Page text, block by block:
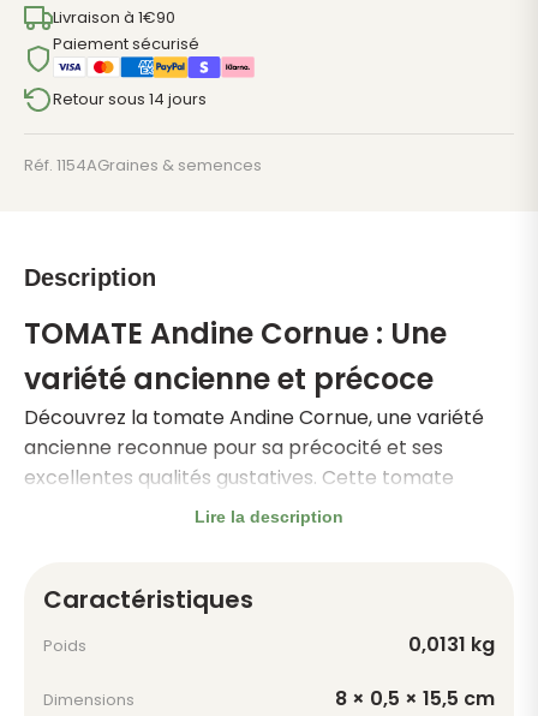
bio
Livraison à 1€90
Paiement sécurisé
Retour sous 14 jours
Réf. 1154AGraines & semences
Description
TOMATE Andine Cornue : Une
variété ancienne et précoce
Découvrez la tomate Andine Cornue, une variété
ancienne reconnue pour sa précocité et ses
excellentes qualités gustatives. Cette tomate
originale produit des fruits allongés et
et vos salades d'été.
Caractéristiques principales
ferme, juteuse et non acide
, offrant une saveur
Lire la description
Caractéristiques
Poids 0,0131 kg
Dimensions 8 × 0,5 × 15,5 cm